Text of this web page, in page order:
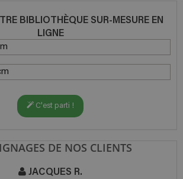
BIBLIOTHÈQUE SUR-MESURE EN
LIGNE
C'est parti !
DE NOS CLIENTS
JACQUES R.